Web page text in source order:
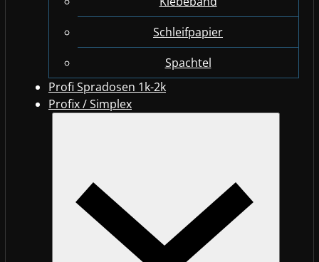
Schleifpapier
Spachtel
Profi Spradosen 1k-2k
Profix / Simplex